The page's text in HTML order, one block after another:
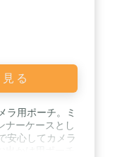
る
ラ用ポーチ。ミ
ナーケースとし
安心してカメラ